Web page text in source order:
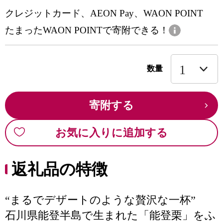
クレジットカード、AEON Pay、WAON POINT
たまったWAON POINTで寄附できる！
数量
寄附する
お気に入りに追加する
返礼品の特徴
“まるでデザートのような贅沢な一杯”
石川県能登半島で生まれた「能登栗」をふ